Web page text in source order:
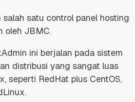
satu control panel hosting
oleh JBMC.
ini berjalan pada sistem
distribusi yang sangat luas
seperti RedHat plus CentOS,